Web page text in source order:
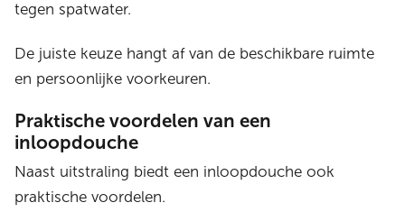
tegen spatwater.
De juiste keuze hangt af van de beschikbare ruimte
en persoonlijke voorkeuren.
Praktische voordelen van een
inloopdouche
Naast uitstraling biedt een inloopdouche ook
praktische voordelen.